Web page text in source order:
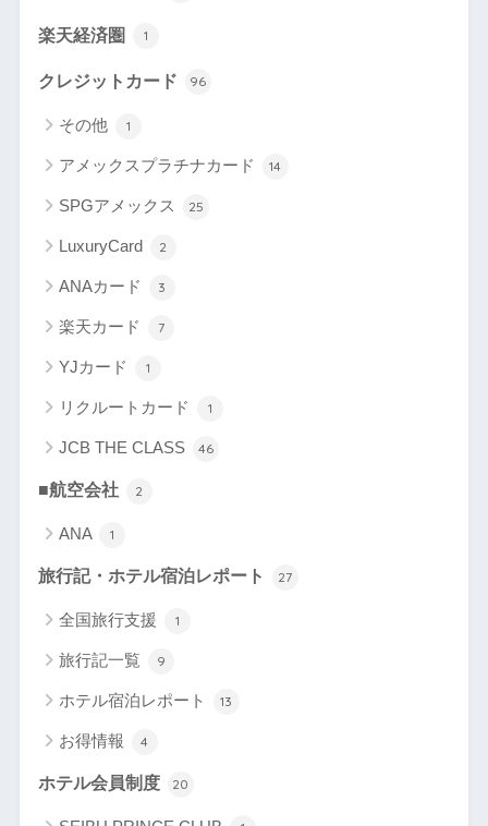
楽天経済圏 1
クレジットカード 96
その他 1
アメックスプラチナカード 14
SPGアメックス 25
LuxuryCard 2
ANAカード 3
楽天カード 7
YJカード 1
リクルートカード 1
JCB THE CLASS 46
■航空会社 2
ANA 1
旅行記・ホテル宿泊レポート 27
全国旅行支援 1
旅行記一覧 9
ホテル宿泊レポート 13
お得情報 4
ホテル会員制度 20